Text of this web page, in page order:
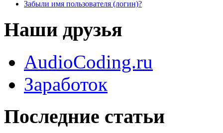
Забыли имя пользователя (логин)?
Наши друзья
AudioCoding.ru
Заработок
Последние статьи